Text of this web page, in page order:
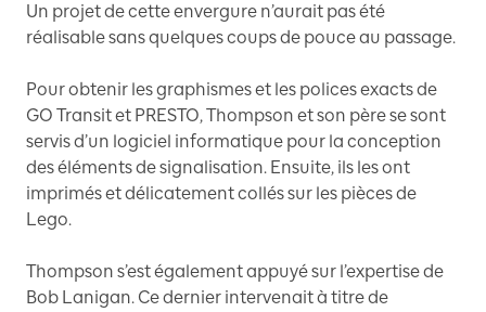
Un projet de cette envergure n’aurait pas été
réalisable sans quelques coups de pouce au passage.
Pour obtenir les graphismes et les polices exacts de
GO Transit et PRESTO, Thompson et son père se sont
servis d’un logiciel informatique pour la conception
des éléments de signalisation. Ensuite, ils les ont
imprimés et délicatement collés sur les pièces de
Lego.
Thompson s’est également appuyé sur l’expertise de
Bob Lanigan. Ce dernier intervenait à titre de